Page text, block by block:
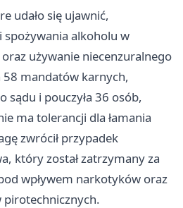
udało się ujawnić,
spożywania alkoholu w
używanie niecenzuralnego
58 mandatów karnych,
sądu i pouczyła 36 osób,
ma tolerancji dla łamania
zwrócił przypadek
który został zatrzymany za
wpływem narkotyków oraz
pirotechnicznych.